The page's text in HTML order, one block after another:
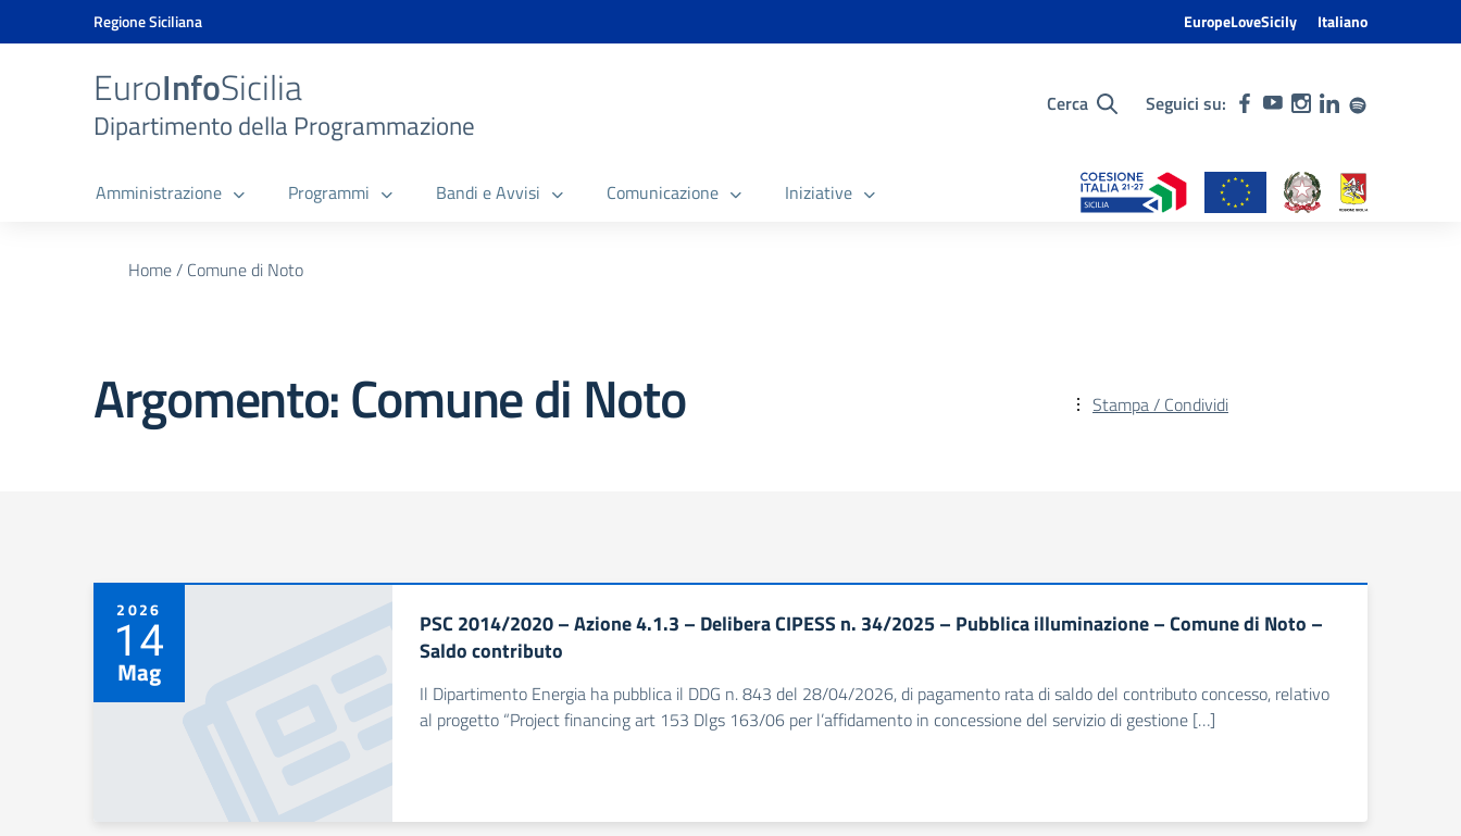
Vai ai contenuti
Vai al menu di navigazione
Vai al banner delle Cookie Policy
Regione Siciliana EuropeLoveSicily Italiano
EuroInfoSicilia
Dipartimento della Programmazione
Cerca Seguici su:
Amministrazione Programmi Bandi e Avvisi Comunicazione Iniziative
Home/ Comune di Noto
Argomento: Comune di Noto Stampa / Condividi
2026
14
Mag
PSC 2014/2020 – Azione 4.1.3 – Delibera CIPESS n. 34/2025 – Pubblica illuminazione – Comune di Noto –
Saldo contributo
Il Dipartimento Energia ha pubblica il DDG n. 843 del 28/04/2026, di pagamento rata di saldo del contributo concesso, relativo
al progetto “Project financing art 153 Dlgs 163/06 per l’affidamento in concessione del servizio di gestione […]